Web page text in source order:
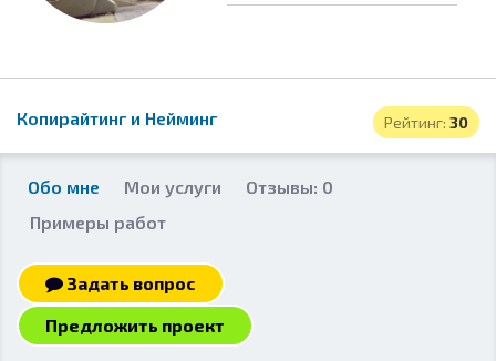
Рейтинг: 30
Копирайтинг и Нейминг
Обо мне Мои услуги
Отзывы: 0
Примеры работ
Задать вопрос
Предложить проект